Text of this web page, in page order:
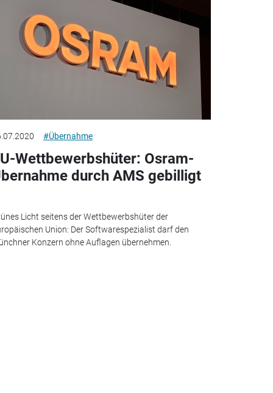
#Übernahme
Wettbewerbshüter: Osram-
durch AMS gebilligt
Licht seitens der Wettbewerbshüter der
Union: Der Softwarespezialist darf den
Konzern ohne Auflagen übernehmen.